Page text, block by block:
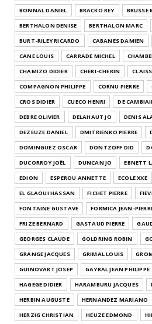
BONNAL DANIEL
BRACKO REY BRUSSE
BERTHALON DENISE
BERTHALON MARC
BURT-RILEY RICARDO
CABANES DAMIEN
CANE LOUIS
CARRADE MICHEL
CHAMIZO DIDIER
CHERI-CHERIN
COMPAGNON PHILIPPE
CORNU PIERRE
CROS DIDIER
CUECO HENRI
DE
DEBRE OLIVIER
DELAHAUT JO DENIS
DEZEUZE DANIEL
DMITRIENKO PIERRE
DOMINGUEZ OSCAR
DONTZOFF DID
DUCORROY JOËL
DUNCAN JO EBNETT
EDION
ESPEROU ANNETTE ECOLE XXE
EL GLAOUI HASSAN
FICHET PIERRE
FONTAINE GUSTAVE
FORMICA JEAN-
FRIZE BERNARD
GASTAUD PIERRE
GEORGES CLAUDE
GOLDRING ROBIN
GRANGE JACQUES
GRIMAL LOUIS
GUINOVART JOSEP
GAYRAL JEAN PHILIPPE
HAGEGE DIDIER
HARAMBURU JACQUES
HERBIN AUGUSTE
HERNANDEZ MARIANO
HERZIG CHRISTIAN
HEUZE EDMOND